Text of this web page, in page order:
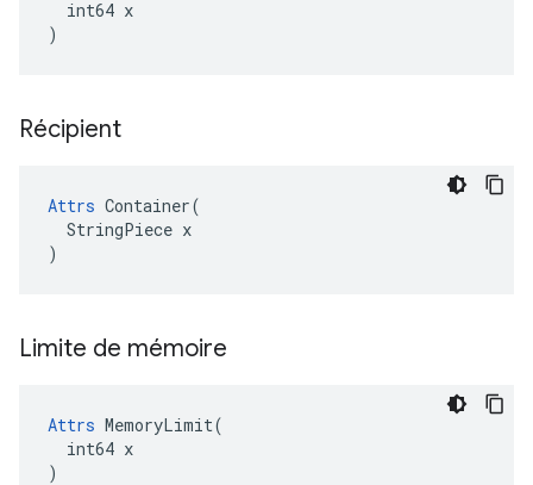
  int64 x
)
Récipient
Attrs Container(
  StringPiece x
)
Limite de mémoire
Attrs MemoryLimit(
  int64 x
)